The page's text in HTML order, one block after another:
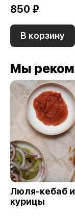
850 ₽
В корзину
Мы
Люля-кебаб
курицы